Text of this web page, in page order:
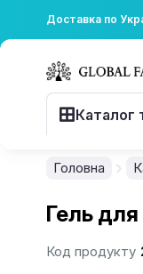
Доставка по
Каталог
Головна
Гель
Код продукту